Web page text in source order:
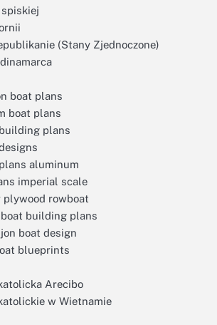
(Stany Zjednoczone)
boat plans
boat plans
plans
aluminum
imperial scale
rowboat
building plans
boat design
blueprints
Arecibo
w Wietnamie